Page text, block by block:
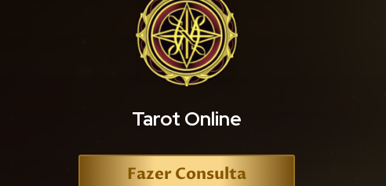
Tarot Online
Fazer Consulta